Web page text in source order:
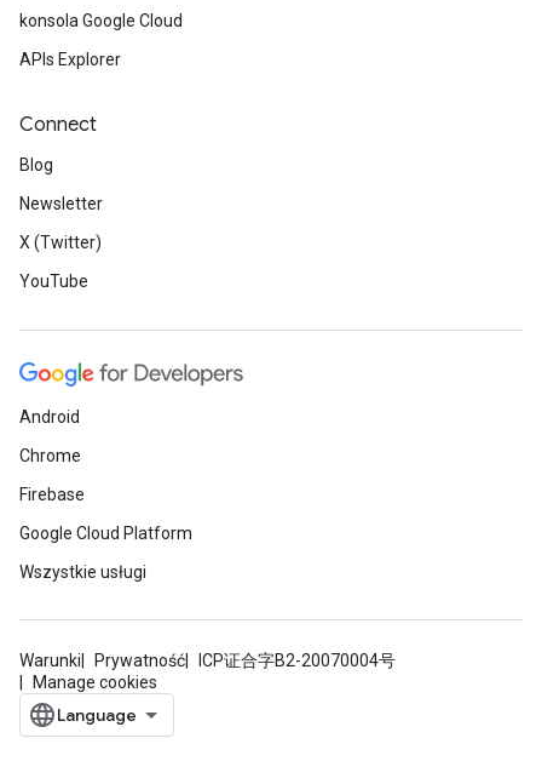
konsola Google Cloud
APIs Explorer
Connect
Blog
Newsletter
X (Twitter)
YouTube
Android
Chrome
Firebase
Google Cloud Platform
Wszystkie usługi
Warunki Prywatność
ICP证合字B2-20070004号
Manage cookies